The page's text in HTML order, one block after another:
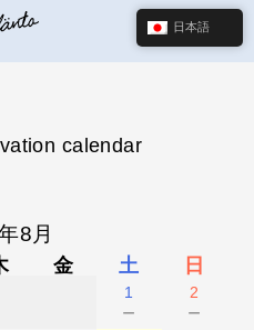
calendar
8月
金 土 日
1
－
2
－
日本語